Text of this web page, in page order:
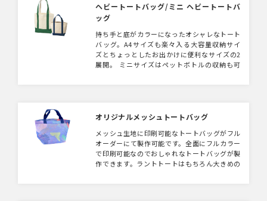
ヘビートートバッグ/ミニ ヘビートートバ
ッグ
持ち手と底がカラーになったオシャレなトート
バッグ。A4サイズも楽々入る大容量収納サイ
ズとちょっとしたお出かけに便利なサイズの2
展開。 ミニサイズはペットボトルの収納も可
オリジナルメッシュトートバッグ
メッシュ生地に印刷可能なトートバッグがフル
オーダーにて製作可能です。全面にフルカラー
で印刷可能なのでおしゃれなトートバッグが製
作できます。ラントトートはもちろん大きめの